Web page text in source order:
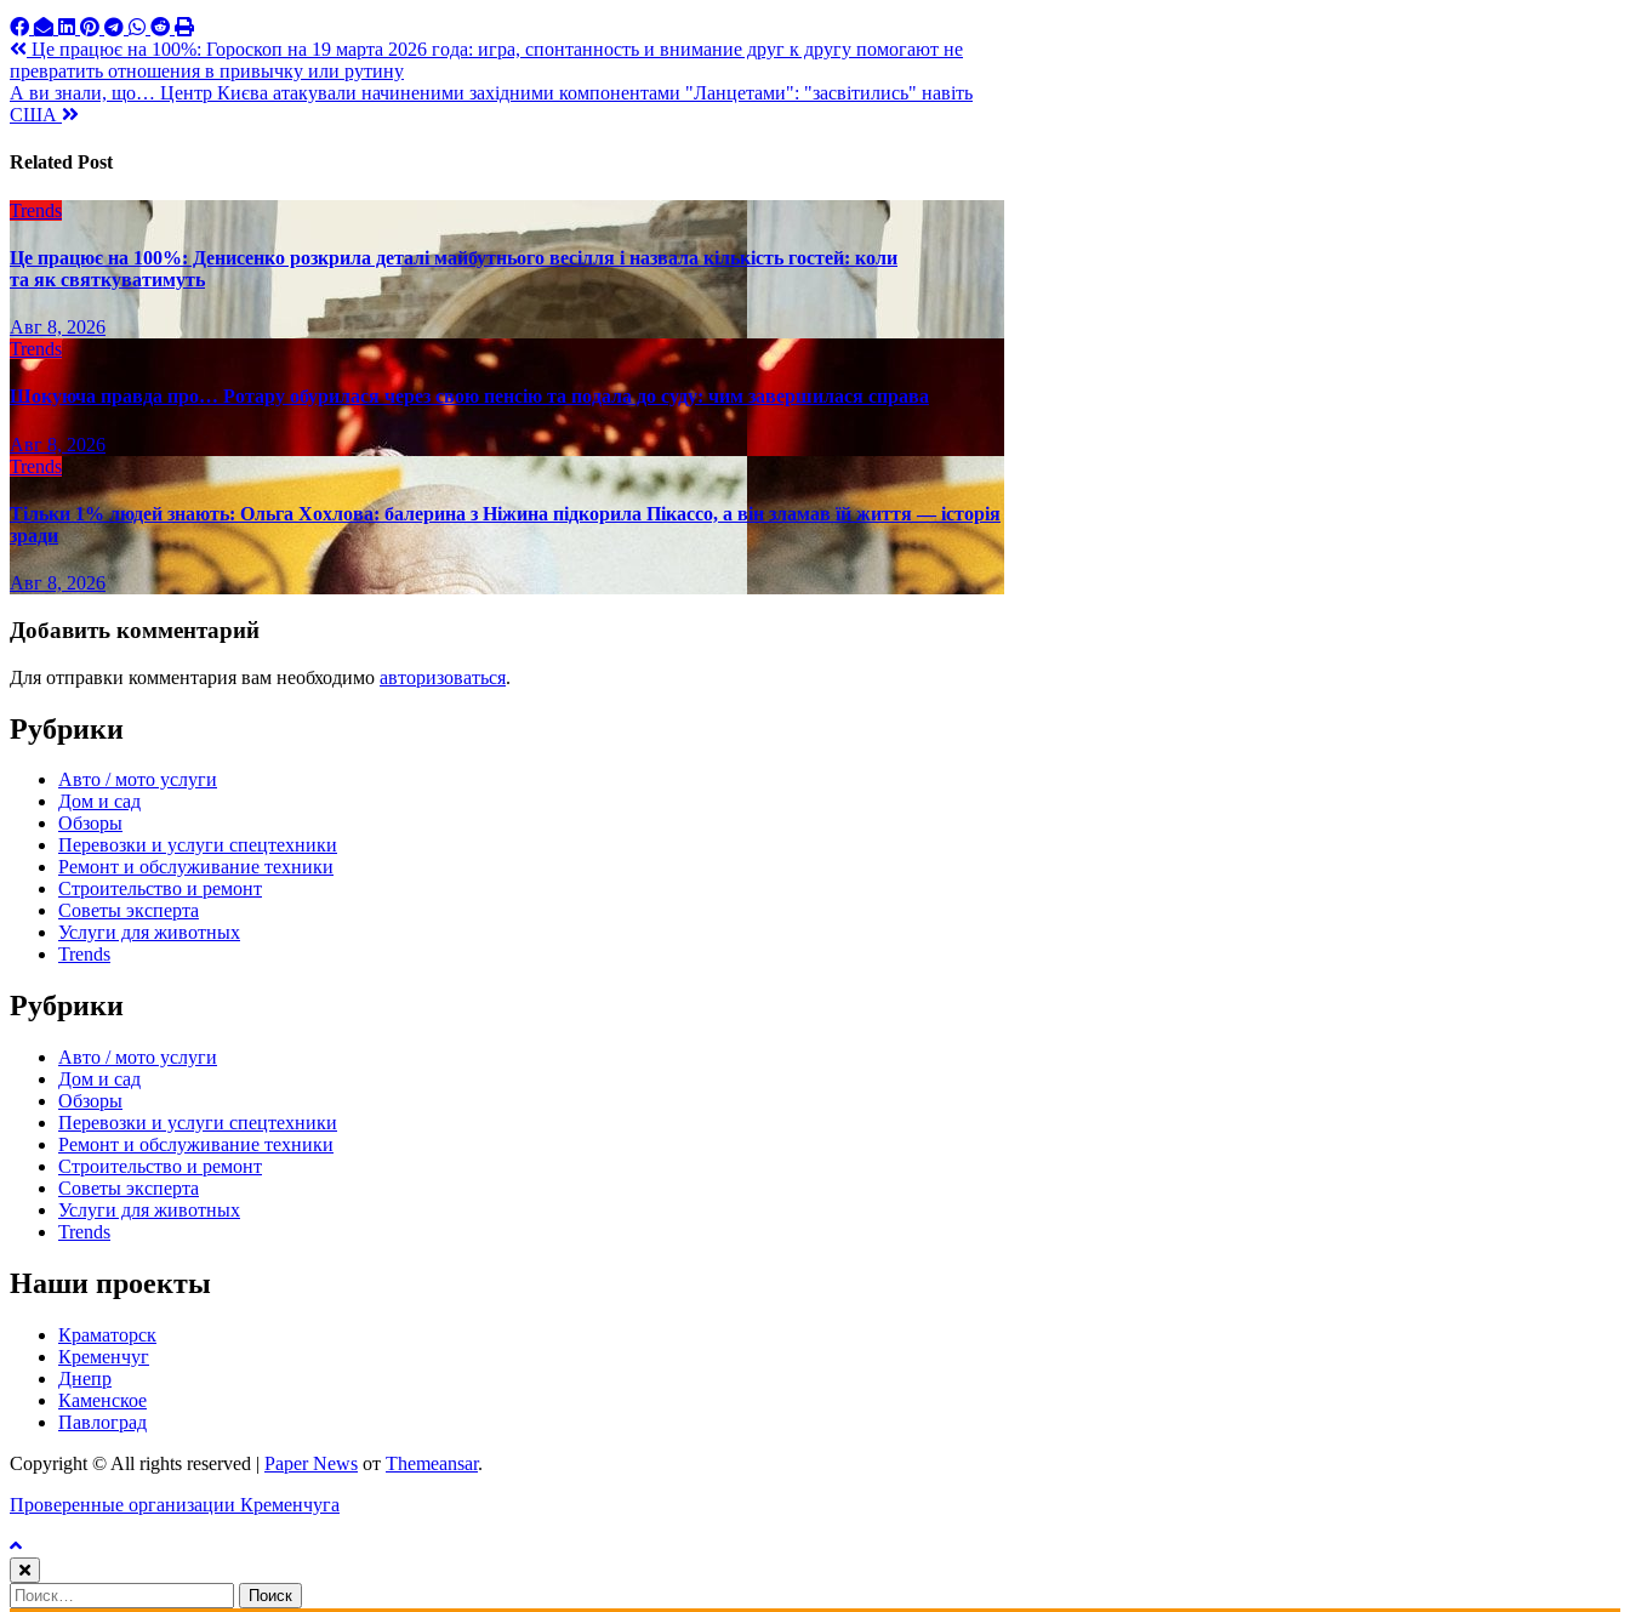
Навигация
по
записям
Це працює на 100%: Гороскоп на 19 марта 2026 года: игра, спонтанность и внимание друг к другу помогают не
превратить отношения в привычку или рутину
А ви знали, що… Центр Києва атакували начиненими західними компонентами "Ланцетами": "засвітились" навіть
США
Related Post
Trends
Це працює на 100%: Денисенко розкрила деталі майбутнього весілля і назвала кількість гостей: коли
та як святкуватимуть
Авг 8, 2026
Trends
Шокуюча правда про… Ротару обурилася через свою пенсію та подала до суду: чим завершилася справа
Авг 8, 2026
Trends
Тільки 1% людей знають: Ольга Хохлова: балерина з Ніжина підкорила Пікассо, а він зламав їй життя — історія
зради
Авг 8, 2026
Добавить комментарий
Для отправки комментария вам необходимо авторизоваться.
Рубрики
Авто / мото услуги
Дом и сад
Обзоры
Перевозки и услуги спецтехники
Ремонт и обслуживание техники
Строительство и ремонт
Советы эксперта
Услуги для животных
Trends
Рубрики
Авто / мото услуги
Дом и сад
Обзоры
Перевозки и услуги спецтехники
Ремонт и обслуживание техники
Строительство и ремонт
Советы эксперта
Услуги для животных
Trends
Наши проекты
Краматорск
Кременчуг
Днепр
Каменское
Павлоград
Copyright © All rights reserved | Paper News от Themeansar.
Проверенные организации Кременчуга
Найти: